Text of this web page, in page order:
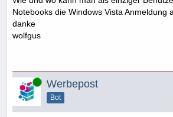
Notebooks die Windows Vista Anmeldung
danke
wolfgus
Online Werbepost
Bot